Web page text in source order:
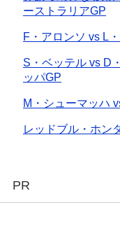
ーストラリアGP
F・アロンソ vs L
S・ベッテル vs D
ッパGP
M・シューマッハ
レッドブル・ホン
PR